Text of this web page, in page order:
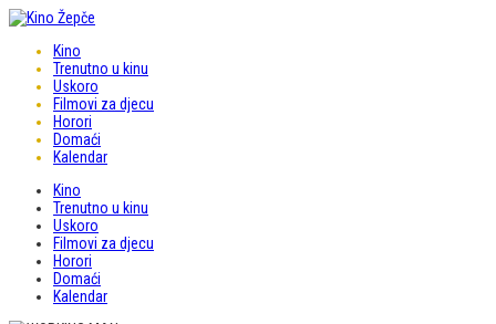
Kino
Trenutno u kinu
Uskoro
Filmovi za djecu
Horori
Domaći
Kalendar
Kino
Trenutno u kinu
Uskoro
Filmovi za djecu
Horori
Domaći
Kalendar